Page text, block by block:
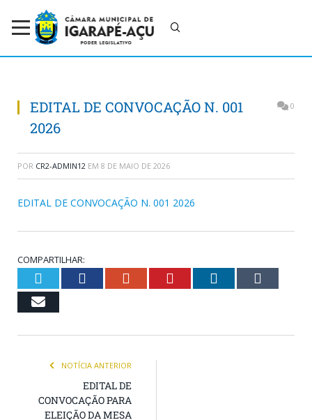
EDITAL DE CONVOCAÇÃO N. 001
2026
0
POR CR2-ADMIN12 EM 8 DE MAIO DE 2026
EDITAL DE CONVOCAÇÃO N. 001 2026
COMPARTILHAR:
TwitterFacebookGoogle+Pinterest
LinkedIn
Email
NOTÍCIA ANTERIOR
EDITAL DE
CONVOCAÇÃO PARA
ELEIÇÃO DA MESA